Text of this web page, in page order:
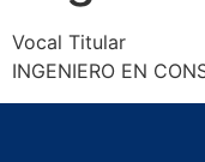
Vocal Titular
INGENIERO EN